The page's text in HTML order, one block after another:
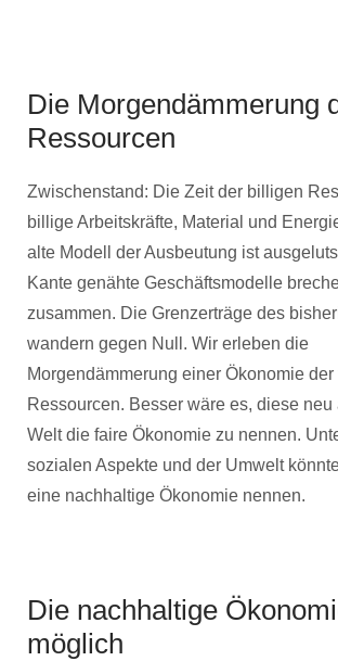
Die Morgendämmerung
Ressourcen
Zwischenstand: Die Zeit der billigen
billige Arbeitskräfte, Material und
alte Modell der Ausbeutung ist
Kante genähte Geschäftsmodelle
zusammen. Die Grenzerträge des
wandern gegen Null. Wir erleben die
Morgendämmerung einer Ökonomie der
Ressourcen. Besser wäre es, diese
Welt die faire Ökonomie zu nennen.
sozialen Aspekte und der Umwelt
eine nachhaltige Ökonomie nennen.
Die nachhaltige
möglich